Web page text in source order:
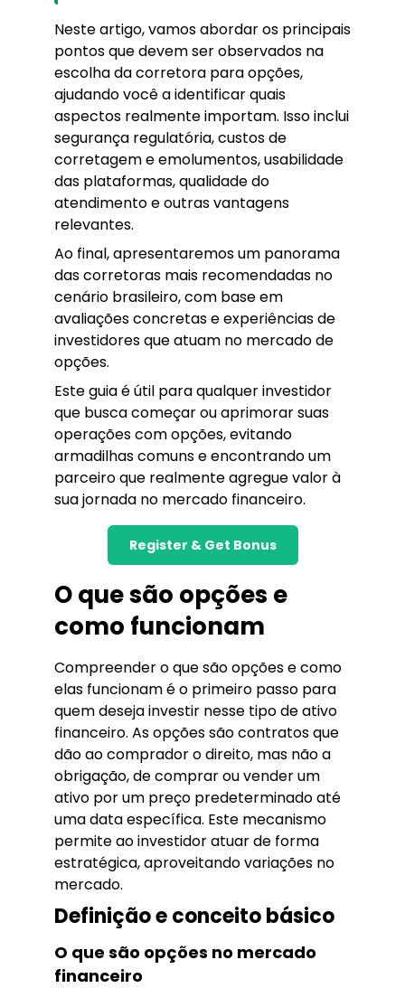
Neste artigo, vamos abordar os principais
pontos que devem ser observados na
escolha da corretora para opções,
ajudando você a identificar quais
aspectos realmente importam. Isso inclui
segurança regulatória, custos de
corretagem e emolumentos, usabilidade
das plataformas, qualidade do
atendimento e outras vantagens
relevantes.
Ao final, apresentaremos um panorama
das corretoras mais recomendadas no
cenário brasileiro, com base em
avaliações concretas e experiências de
investidores que atuam no mercado de
opções.
Este guia é útil para qualquer investidor
que busca começar ou aprimorar suas
operações com opções, evitando
armadilhas comuns e encontrando um
parceiro que realmente agregue valor à
sua jornada no mercado financeiro.
Register & Get Bonus
O que são opções e
como funcionam
Compreender o que são opções e como
elas funcionam é o primeiro passo para
quem deseja investir nesse tipo de ativo
financeiro. As opções são contratos que
dão ao comprador o direito, mas não a
obrigação, de comprar ou vender um
ativo por um preço predeterminado até
uma data específica. Este mecanismo
permite ao investidor atuar de forma
estratégica, aproveitando variações no
mercado.
Definição e conceito básico
O que são opções no mercado
financeiro